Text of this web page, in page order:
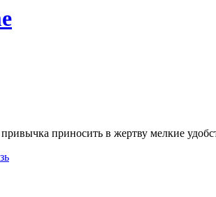
приносить в жертву мелкие